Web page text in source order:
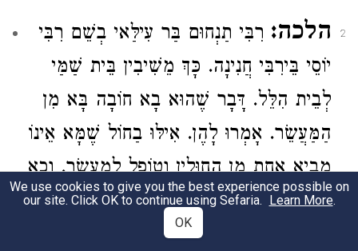
2 הלכה: רִבִּי תַנְחוּם בַּר עִילַּאי בְשֵׁם רִבִּי
יוֹסֵי בֵּירִבִּי חֲנִינָה. כָּךְ מֵשִׁיבִין בֵּית שַׁמַּי
לְבֵית הִלֵּל. דָּבָר שֶׁהוּא בָא חוֹבָה בָּא מִן
הַמַּעֲשֵׂר. אָמְרוּ לָהֶן. אִילּוּ בַחוֹל שֶׁמָּא אֵינוֹ
מֵבִיא אַחַת מִן הַחוּלִין וְטוֹפֵל לְמַעֲשֵׂר. וָכָא
מֵבִיא אַחַת מִן הַחוּלִין וְטוֹפֵל לְמַעֲשֵׂר.
וּמְנַיִין שֶׁהוּא טוֹפֵל [לְמַעֲשֵׂר]. אָמַר רִבִּי
We use cookies to give you the best experience possible on
our site. Click OK to continue using Sefaria. Learn More.
OK